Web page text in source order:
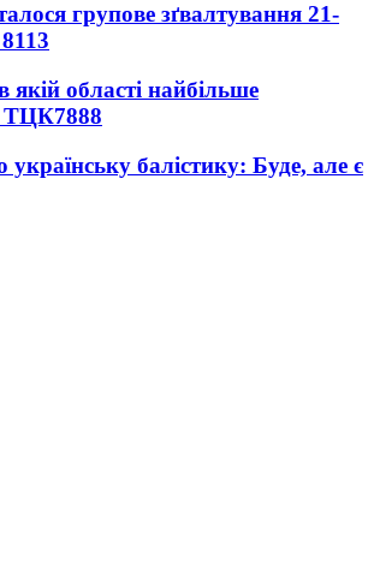
групове зґвалтування 21-
8113
якій області найбільше
ТЦК7888
українську балістику: Буде, але є